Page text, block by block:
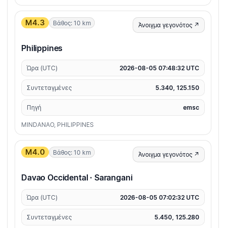
M4.3 Βάθος: 10 km Άνοιγμα γεγονότος ↗
Philippines
Ώρα (UTC) 2026-08-05 07:48:32 UTC
Συντεταγμένες 5.340, 125.150
Πηγή emsc
MINDANAO, PHILIPPINES
M4.0 Βάθος: 10 km Άνοιγμα γεγονότος ↗
Davao Occidental · Sarangani
Ώρα (UTC) 2026-08-05 07:02:32 UTC
Συντεταγμένες 5.450, 125.280